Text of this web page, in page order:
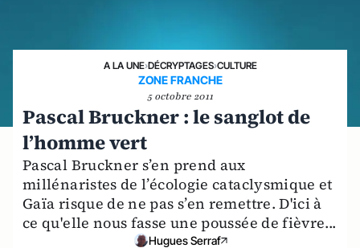
A LA UNE›DÉCRYPTAGES›CULTURE
ZONE FRANCHE
5 octobre 2011
Pascal Bruckner : le sanglot de
l’homme vert
Pascal Bruckner s’en prend aux
millénaristes de l’écologie cataclysmique et
Gaïa risque de ne pas s’en remettre. D'ici à
ce qu'elle nous fasse une poussée de fièvre...
Hugues Serraf